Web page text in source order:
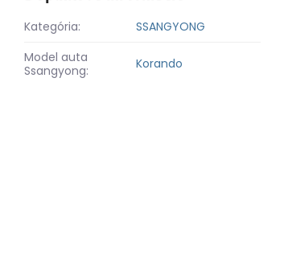
Kategória:
SSANGYONG
Model auta
Ssangyong:
Korando